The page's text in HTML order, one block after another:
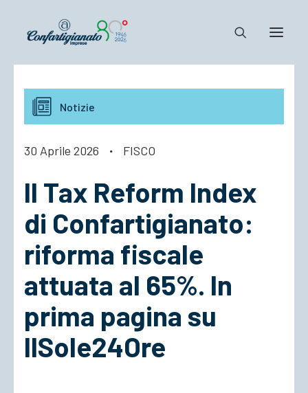
Notizie e Documenti
Confartigianato
Cosa Facciamo
ACCEDI
Notizie
30 Aprile 2026 · FISCO
Il Tax Reform Index
di Confartigianato:
riforma fiscale
attuata al 65%. In
prima pagina su
IlSole24Ore